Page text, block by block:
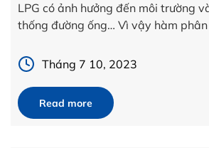
LPG có ảnh hưởng đến môi trường
thống đường ống… Vì vậy hàm
tiêu chuẩn […]
Tháng 7 10, 2023
Read more